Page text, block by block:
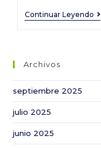
Continuar Leyendo
Archivos
septiembre 2025
julio 2025
junio 2025